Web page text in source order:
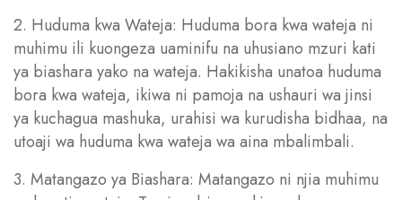
2. Huduma kwa Wateja: Huduma bora kwa wateja ni
muhimu ili kuongeza uaminifu na uhusiano mzuri kati
ya biashara yako na wateja. Hakikisha unatoa huduma
bora kwa wateja, ikiwa ni pamoja na ushauri wa jinsi
ya kuchagua mashuka, urahisi wa kurudisha bidhaa, na
utoaji wa huduma kwa wateja wa aina mbalimbali.
3. Matangazo ya Biashara: Matangazo ni njia muhimu